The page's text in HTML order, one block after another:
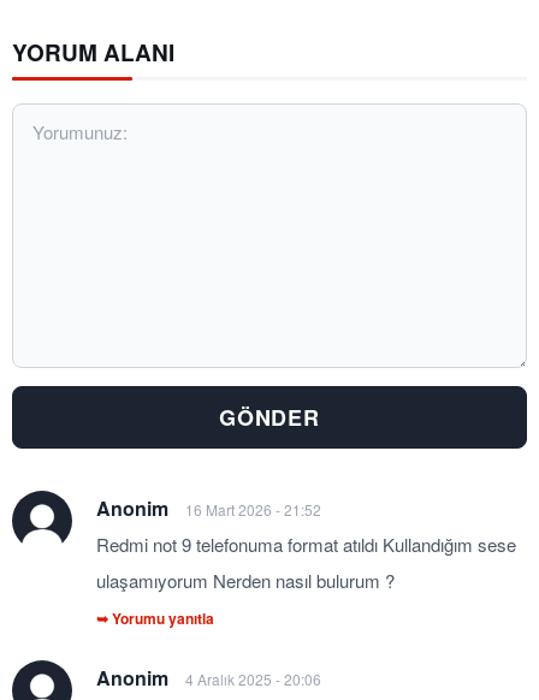
YORUM ALANI
Anonim 16 Mart 2026 - 21:52
Redmi not 9 telefonuma format atıldı Kullandığım sese
ulaşamıyorum Nerden nasıl bulurum ?
➥ Yorumu yanıtla
Anonim 4 Aralık 2025 - 20:06